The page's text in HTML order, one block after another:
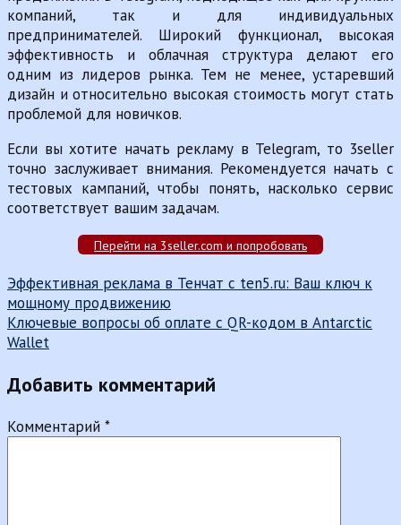
компаний, так и для индивидуальных
предпринимателей. Широкий функционал, высокая
эффективность и облачная структура делают его
одним из лидеров рынка. Тем не менее, устаревший
дизайн и относительно высокая стоимость могут стать
проблемой для новичков.
Если вы хотите начать рекламу в Telegram, то 3seller
точно заслуживает внимания. Рекомендуется начать с
тестовых кампаний, чтобы понять, насколько сервис
соответствует вашим задачам.
Перейти на 3seller.com и попробовать
Навигация
по
записям
Эффективная реклама в Тенчат с ten5.ru: Ваш ключ к
мощному продвижению
Ключевые вопросы об оплате с QR-кодом в Antarctic
Wallet
Добавить комментарий
Комментарий *